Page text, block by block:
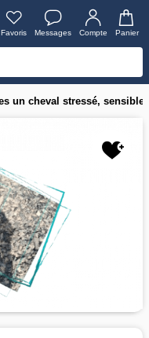
Favoris Messages Compte Panier
un cheval stressé,